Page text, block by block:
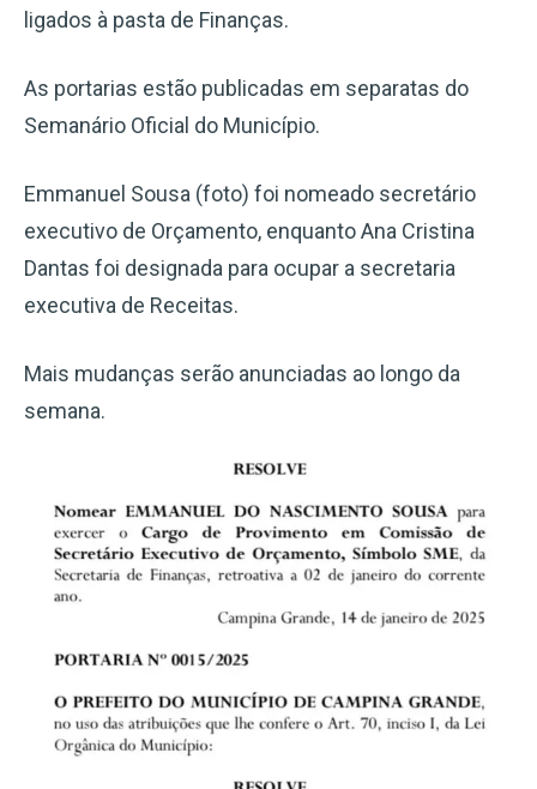
ligados à pasta de Finanças.
As portarias estão publicadas em separatas do
Semanário Oficial do Município.
Emmanuel Sousa (foto) foi nomeado secretário
executivo de Orçamento, enquanto Ana Cristina
Dantas foi designada para ocupar a secretaria
executiva de Receitas.
Mais mudanças serão anunciadas ao longo da
semana.